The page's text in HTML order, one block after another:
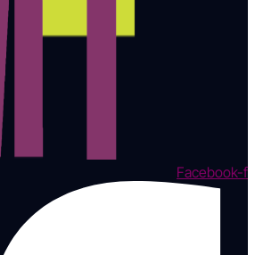
Facebook-f